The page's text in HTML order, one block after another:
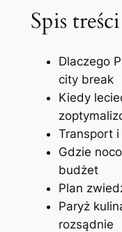
Spis treści
Dlaczego
city break
Kiedy
Transport
Gdzie
budżet
Plan
Paryż
rozsądnie